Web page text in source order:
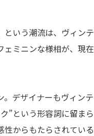
という潮流は、ヴィンテ
ェミニンな様相が、現在
。デザイナーもヴィンテ
”という形容詞に留まら
からもたらされている